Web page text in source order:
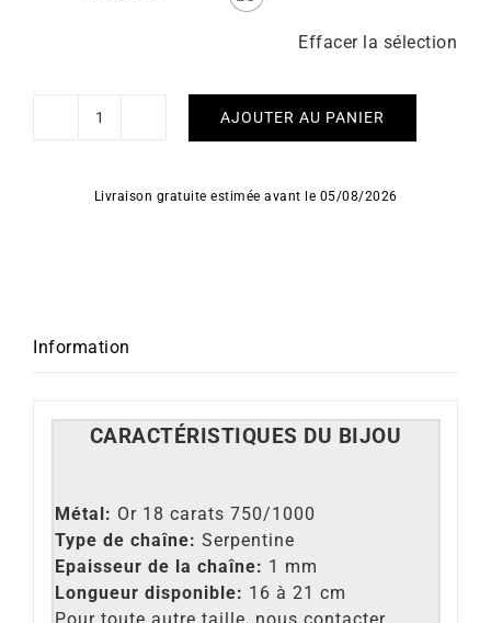
Effacer la sélection
quantité
Serpentine
AJOUTER AU PANIER
Livraison gratuite estimée avant le 05/08/2026
Information
CARACTÉRISTIQUES DU BIJOU
Métal: Or 18 carats 750/1000
Type de chaîne: Serpentine
Epaisseur de la chaîne: 1 mm
Longueur disponible: 16 à 21 cm